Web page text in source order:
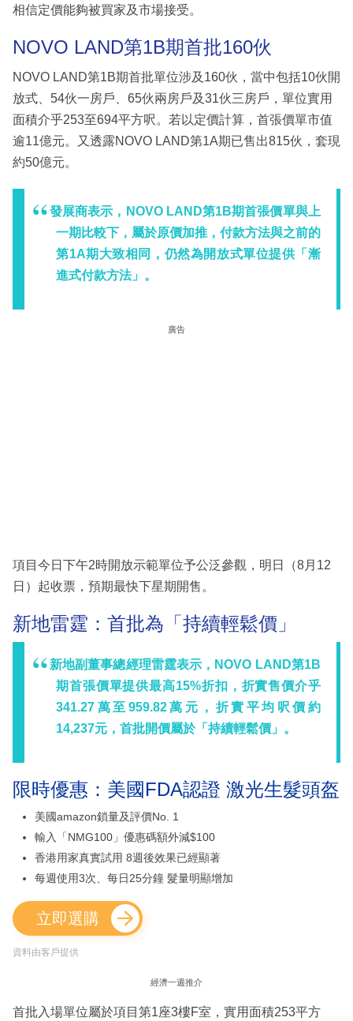
相信定價能夠被買家及市場接受。
NOVO LAND第1B期首批160伙
NOVO LAND第1B期首批單位涉及160伙，當中包括10伙開
放式、54伙一房戶、65伙兩房戶及31伙三房戶，單位實用
面積介乎253至694平方呎。若以定價計算，首張價單市值
逾11億元。又透露NOVO LAND第1A期已售出815伙，套現
約50億元。
發展商表示，NOVO LAND第1B期首張價單與上
一期比較下，屬於原價加推，付款方法與之前的
第1A期大致相同，仍然為開放式單位提供「漸
進式付款方法」。
廣告
項目今日下午2時開放示範單位予公泛參觀，明日（8月12
日）起收票，預期最快下星期開售。
新地雷霆：首批為「持續輕鬆價」
新地副董事總經理雷霆表示，NOVO LAND第1B
期首張價單提供最高15%折扣，折實售價介乎
341.27萬至959.82萬元，折實平均呎價約
14,237元，首批開價屬於「持續輕鬆價」。
限時優惠：美國FDA認證 激光生髮頭盔
美國amazon鎖量及評價No. 1
輸入「NMG100」優惠碼額外減$100
香港用家真實試用 8週後效果已經顯著
每週使用3次、每日25分鐘 髮量明顯增加
立即選購
資料由客戶提供
經濟一週推介
首批入場單位屬於項目第1座3樓F室，實用面積253平方